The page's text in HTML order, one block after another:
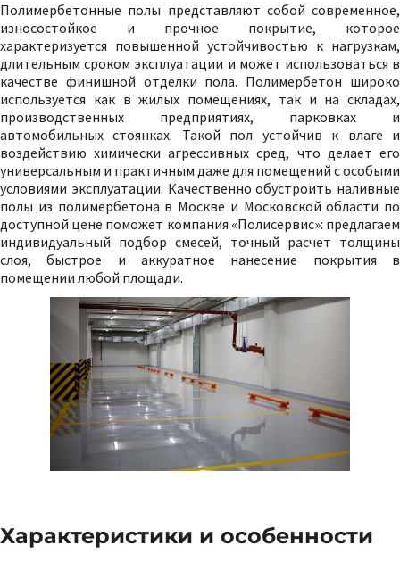
Полимербетонные полы представляют собой современное,
износостойкое и прочное покрытие, которое
характеризуется повышенной устойчивостью к нагрузкам,
длительным сроком эксплуатации и может использоваться в
качестве финишной отделки пола. Полимербетон широко
используется как в жилых помещениях, так и на складах,
производственных предприятиях, парковках и
автомобильных стоянках. Такой пол устойчив к влаге и
воздействию химически агрессивных сред, что делает его
универсальным и практичным даже для помещений с особыми
условиями эксплуатации. Качественно обустроить наливные
полы из полимербетона в Москве и Московской области по
доступной цене поможет компания «Полисервис»: предлагаем
индивидуальный подбор смесей, точный расчет толщины
слоя, быстрое и аккуратное нанесение покрытия в
помещении любой площади.
Характеристики и особенности